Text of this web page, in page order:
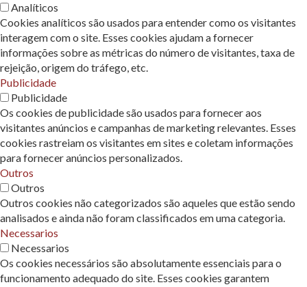
Analíticos
Cookies analíticos são usados ​​para entender como os visitantes
interagem com o site. Esses cookies ajudam a fornecer
informações sobre as métricas do número de visitantes, taxa de
rejeição, origem do tráfego, etc.
Publicidade
Publicidade
Os cookies de publicidade são usados ​​para fornecer aos
visitantes anúncios e campanhas de marketing relevantes. Esses
cookies rastreiam os visitantes em sites e coletam informações
para fornecer anúncios personalizados.
Outros
Outros
Outros cookies não categorizados são aqueles que estão sendo
analisados ​​e ainda não foram classificados em uma categoria.
Necessarios
Necessarios
Os cookies necessários são absolutamente essenciais para o
funcionamento adequado do site. Esses cookies garantem